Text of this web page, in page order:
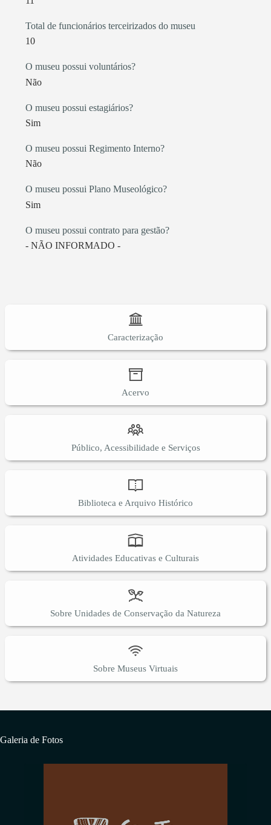
Total de funcionários terceirizados do museu
10
O museu possui voluntários?
Não
O museu possui estagiários?
Sim
O museu possui Regimento Interno?
Não
O museu possui Plano Museológico?
Sim
O museu possui contrato para gestão?
- NÃO INFORMADO -
Caracterização
Acervo
Público, Acessibilidade e Serviços
Biblioteca e Arquivo Histórico
Atividades Educativas e Culturais
Sobre Unidades de Conservação da Natureza
Sobre Museus Virtuais
Galeria de Fotos